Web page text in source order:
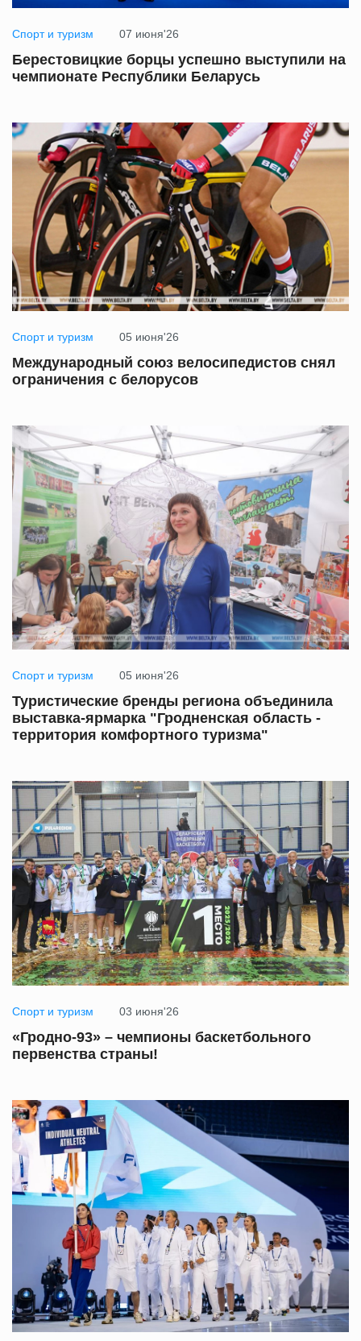
Спорт и туризм 07 июня'26
Берестовицкие борцы успешно выступили на
чемпионате Республики Беларусь
Спорт и туризм 05 июня'26
Международный союз велосипедистов снял
ограничения с белорусов
Спорт и туризм 05 июня'26
Туристические бренды региона объединила
выставка-ярмарка "Гродненская область -
территория комфортного туризма"
Спорт и туризм 03 июня'26
«Гродно-93» – чемпионы баскетбольного
первенства страны!